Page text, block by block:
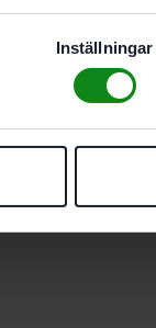
Inställningar